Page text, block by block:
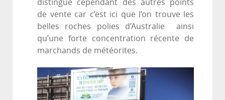
distingue cependant des autres points
de vente car c’est ici que l’on trouve les
belles roches polies d’Australie ainsi
qu’une forte concentration récente de
marchands de météorites.